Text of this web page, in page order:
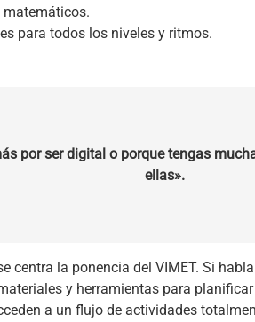
matemáticos.
para todos los niveles y ritmos.
por ser digital o porque tengas
ellas».
centra la ponencia del VIMET. Si
y herramientas para
a un flujo de actividades